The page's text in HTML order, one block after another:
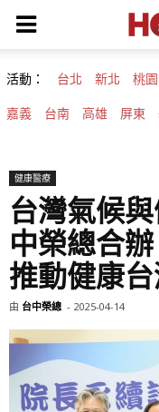
活動： 台北 新北 桃園
嘉義 台南 高雄 屏東
健康醫療
台灣氣候
中榮總合辦
推動健康
由 台中榮總 - 2025-04-14